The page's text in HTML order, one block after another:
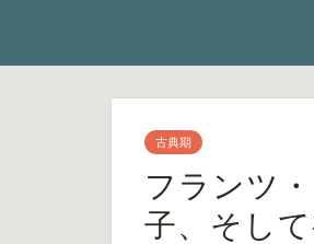
古典期
フランツ
子、そし